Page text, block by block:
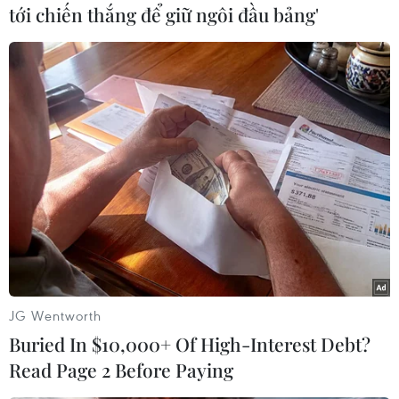
Bên cạnh đó, hai tỉnh tích cực thúc đẩy hợp tác
về thương mại, du lịch; khuyến khích và tạo
điều kiện cho doanh nghiệp đầu tư sản xuất,
kinh doanh trong các lĩnh vực phù hợp với tiềm
năng, thế mạnh của mỗi tỉnh; khuyến khích hợp
tác trên các lĩnh vực khác phù hợp với nhu cầu
và khả năng của mỗi bên.
tới chiến thắng để giữ ngôi đầu bảng'
JG Wentworth
Buried In $10,000+ Of High-Interest Debt?
Read Page 2 Before Paying